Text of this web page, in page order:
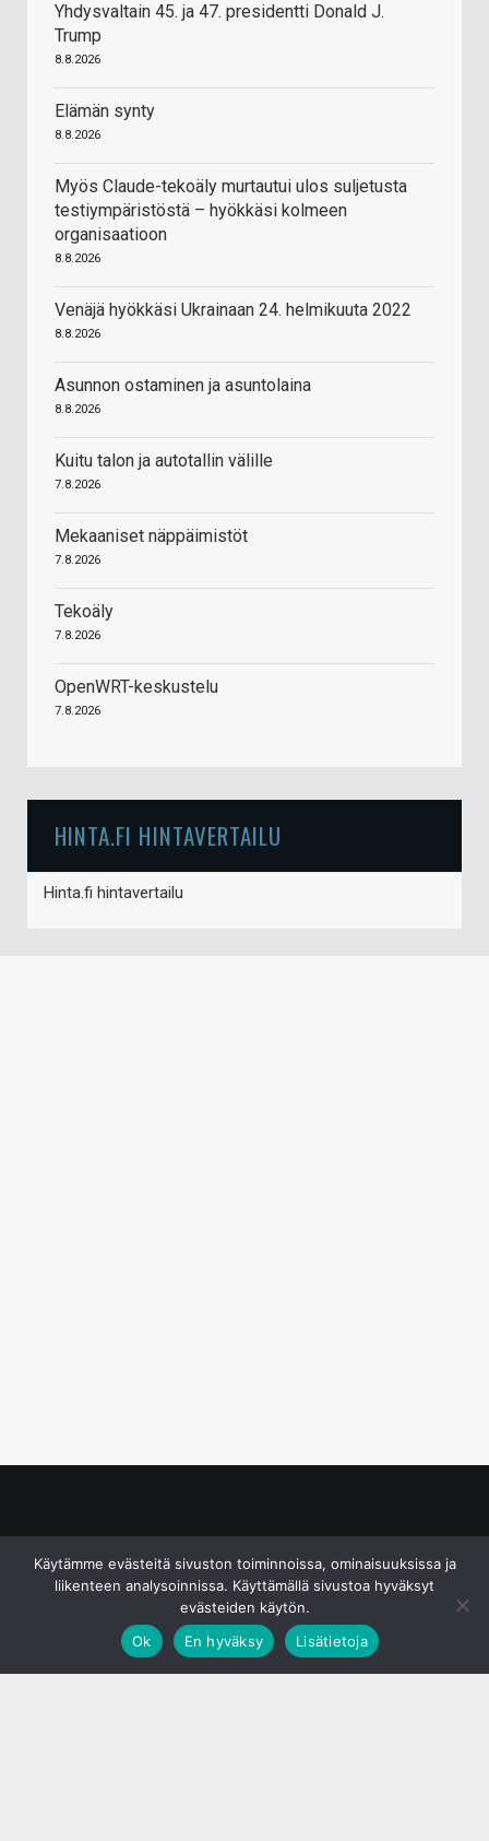
Yhdysvaltain 45. ja 47. presidentti Donald J.
Trump
8.8.2026
Elämän synty
8.8.2026
Myös Claude-tekoäly murtautui ulos suljetusta
testiympäristöstä – hyökkäsi kolmeen
organisaatioon
8.8.2026
Venäjä hyökkäsi Ukrainaan 24. helmikuuta 2022
8.8.2026
Asunnon ostaminen ja asuntolaina
8.8.2026
Kuitu talon ja autotallin välille
7.8.2026
Mekaaniset näppäimistöt
7.8.2026
Tekoäly
7.8.2026
OpenWRT-keskustelu
7.8.2026
HINTA.FI HINTAVERTAILU
Hinta.fi hintavertailu
Käytämme evästeitä sivuston toiminnoissa, ominaisuuksissa ja
liikenteen analysoinnissa. Käyttämällä sivustoa hyväksyt
evästeiden käytön.
Ok
En hyväksy Lisätietoja